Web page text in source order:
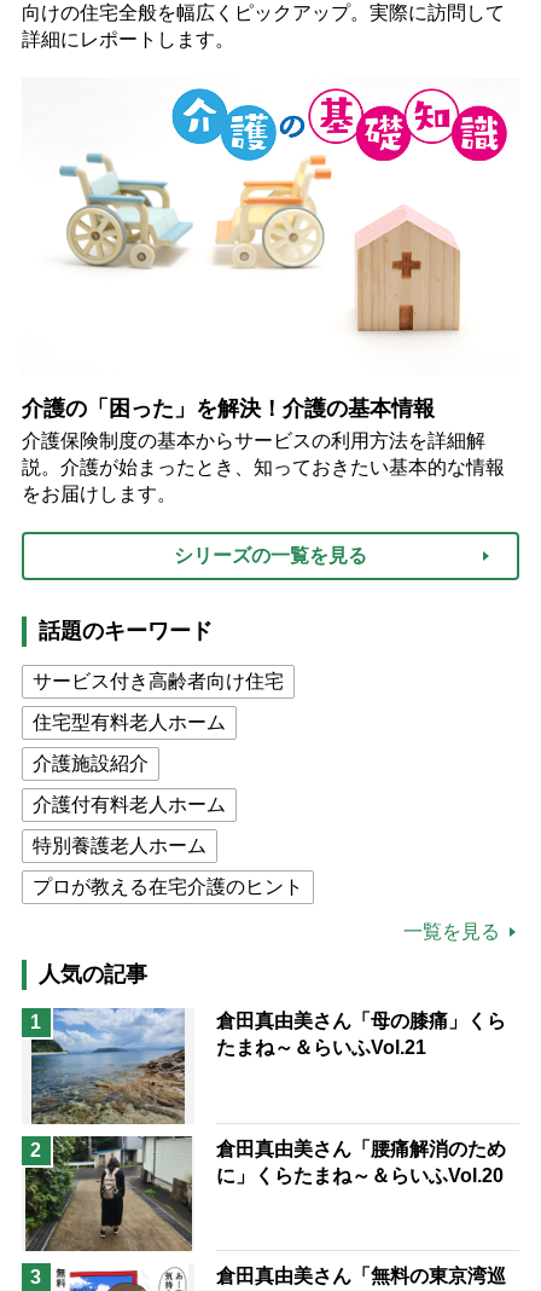
向けの住宅全般を幅広くピックアップ。実際に訪問して
詳細にレポートします。
介護の「困った」を解決！介護の基本情報
介護保険制度の基本からサービスの利用方法を詳細解
説。介護が始まったとき、知っておきたい基本的な情報
をお届けします。
シリーズの一覧を見る
話題のキーワード
サービス付き高齢者向け住宅
住宅型有料老人ホーム
介護施設紹介
介護付有料老人ホーム
特別養護老人ホーム
プロが教える在宅介護のヒント
高木ブー
ケアマネジャー
猫が母になつきません
息子の遠距離介護サバイバル術
兄がボケました
予防法
一覧を見る
人気の記事
1
倉田真由美さん「母の膝痛」くら
たまね～＆らいふVol.21
2
倉田真由美さん「腰痛解消のため
に」くらたまね～＆らいふVol.20
3
倉田真由美さん「無料の東京湾巡